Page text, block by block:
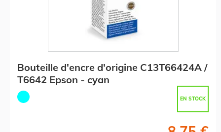
Bouteille d'encre d'origine C13T66424A /
T6642 Epson - cyan
EN STOCK